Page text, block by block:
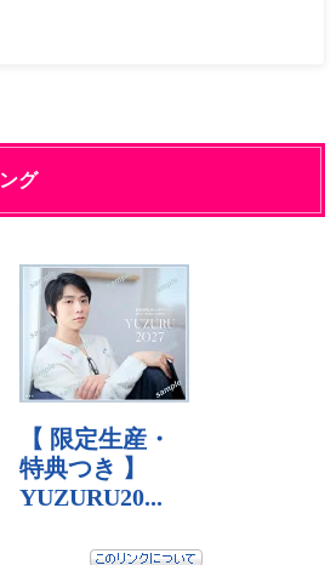
グ